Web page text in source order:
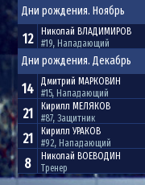
Дни рождения. Ноябрь
12 Николай ВЛАДИМИРОВ
#19, Нападающий
Дни рождения. Декабрь
14 Дмитрий МАРКОВИН
#15, Нападающий
21 Кирилл МЕЛЯКОВ
#87, Защитник
21 Кирилл УРАКОВ
#92, Нападающий
8 Николай ВОЕВОДИН
Тренер